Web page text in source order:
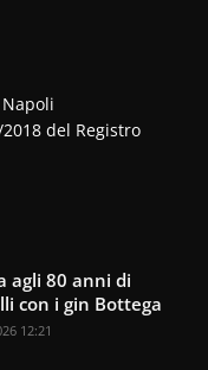
del Registro
agli 80 anni di
con i gin Bottega
12:21